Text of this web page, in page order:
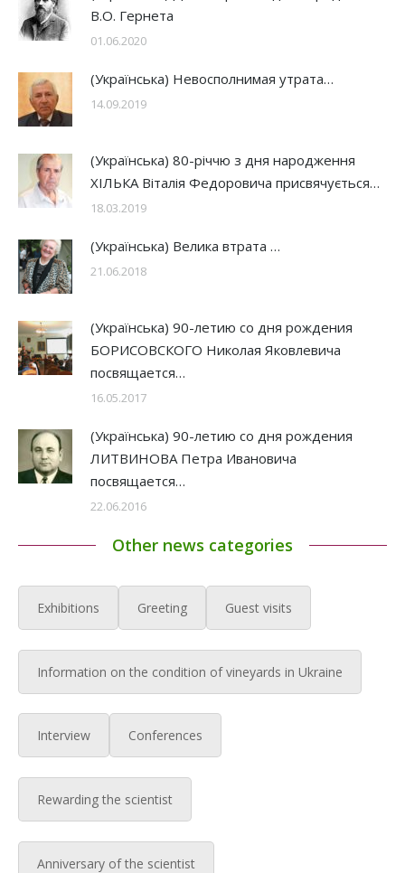
В.О. Гернета
01.06.2020
(Українська) Невосполнимая утрата…
14.09.2019
(Українська) 80-річчю з дня народження
ХІЛЬКА Віталія Федоровича присвячується…
18.03.2019
(Українська) Велика втрата …
21.06.2018
(Українська) 90-летию со дня рождения
БОРИСОВСКОГО Николая Яковлевича
посвящается…
16.05.2017
(Українська) 90-летию со дня рождения
ЛИТВИНОВА Петра Ивановича
посвящается…
22.06.2016
Other news categories
Exhibitions Greeting Guest visits
Information on the condition of vineyards in Ukraine
Interview Conferences
Rewarding the scientist
Anniversary of the scientist